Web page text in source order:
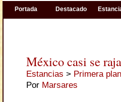
Portada Destacado
México casi se
Estancias > Primera
Por Marsares